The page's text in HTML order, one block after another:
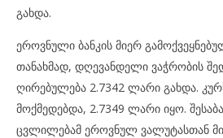
გახდა.
ეროვნული ბანკის მიერ
თანახმად, დღევანდელი ვაჭრობის
ღირებულება 2.7342 ლარი გახდა.
მოქმედებდა, 2.7349 ლარი იყო.
ცვლილებამ ეროვნულ ვალუტასთან